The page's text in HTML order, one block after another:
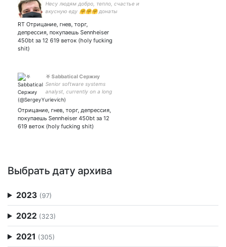
Несу людям добро, тепло, счастье и
вкусную еду 🤗🤗🤗 донаты
тиньк ЯК 410019197491131
3NQiSzWHwyU6XUDz7X28aSLbrtPWH2Aw47
биток
RT Отрицание, гнев, торг,
депрессия, покупаешь Sennheiser
450bt за 12 619 веток (holy fucking
shit)
⛧ Sabbatical Сержиу
Senior software systems
analyst, currently on a long
vacation ⛧TST. Speaking:
Português All your base are
belong to me
Отрицание, гнев, торг, депрессия,
покупаешь Sennheiser 450bt за 12
619 веток (holy fucking shit)
Выбрать дату архива
2023 (97)
2022 (323)
2021 (305)